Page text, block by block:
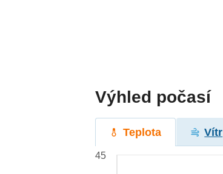
Výhled počasí
Teplota Vítr
45